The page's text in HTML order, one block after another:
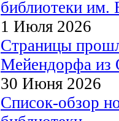
библиотеки им.
1 Июля 2026
Страницы
Мейендорфа из
30 Июня 2026
Список-обзор